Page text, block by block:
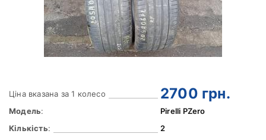
Ціна вказана за 1 колесо 2700 грн.
Модель:
Pirelli PZero
Кількість:
2